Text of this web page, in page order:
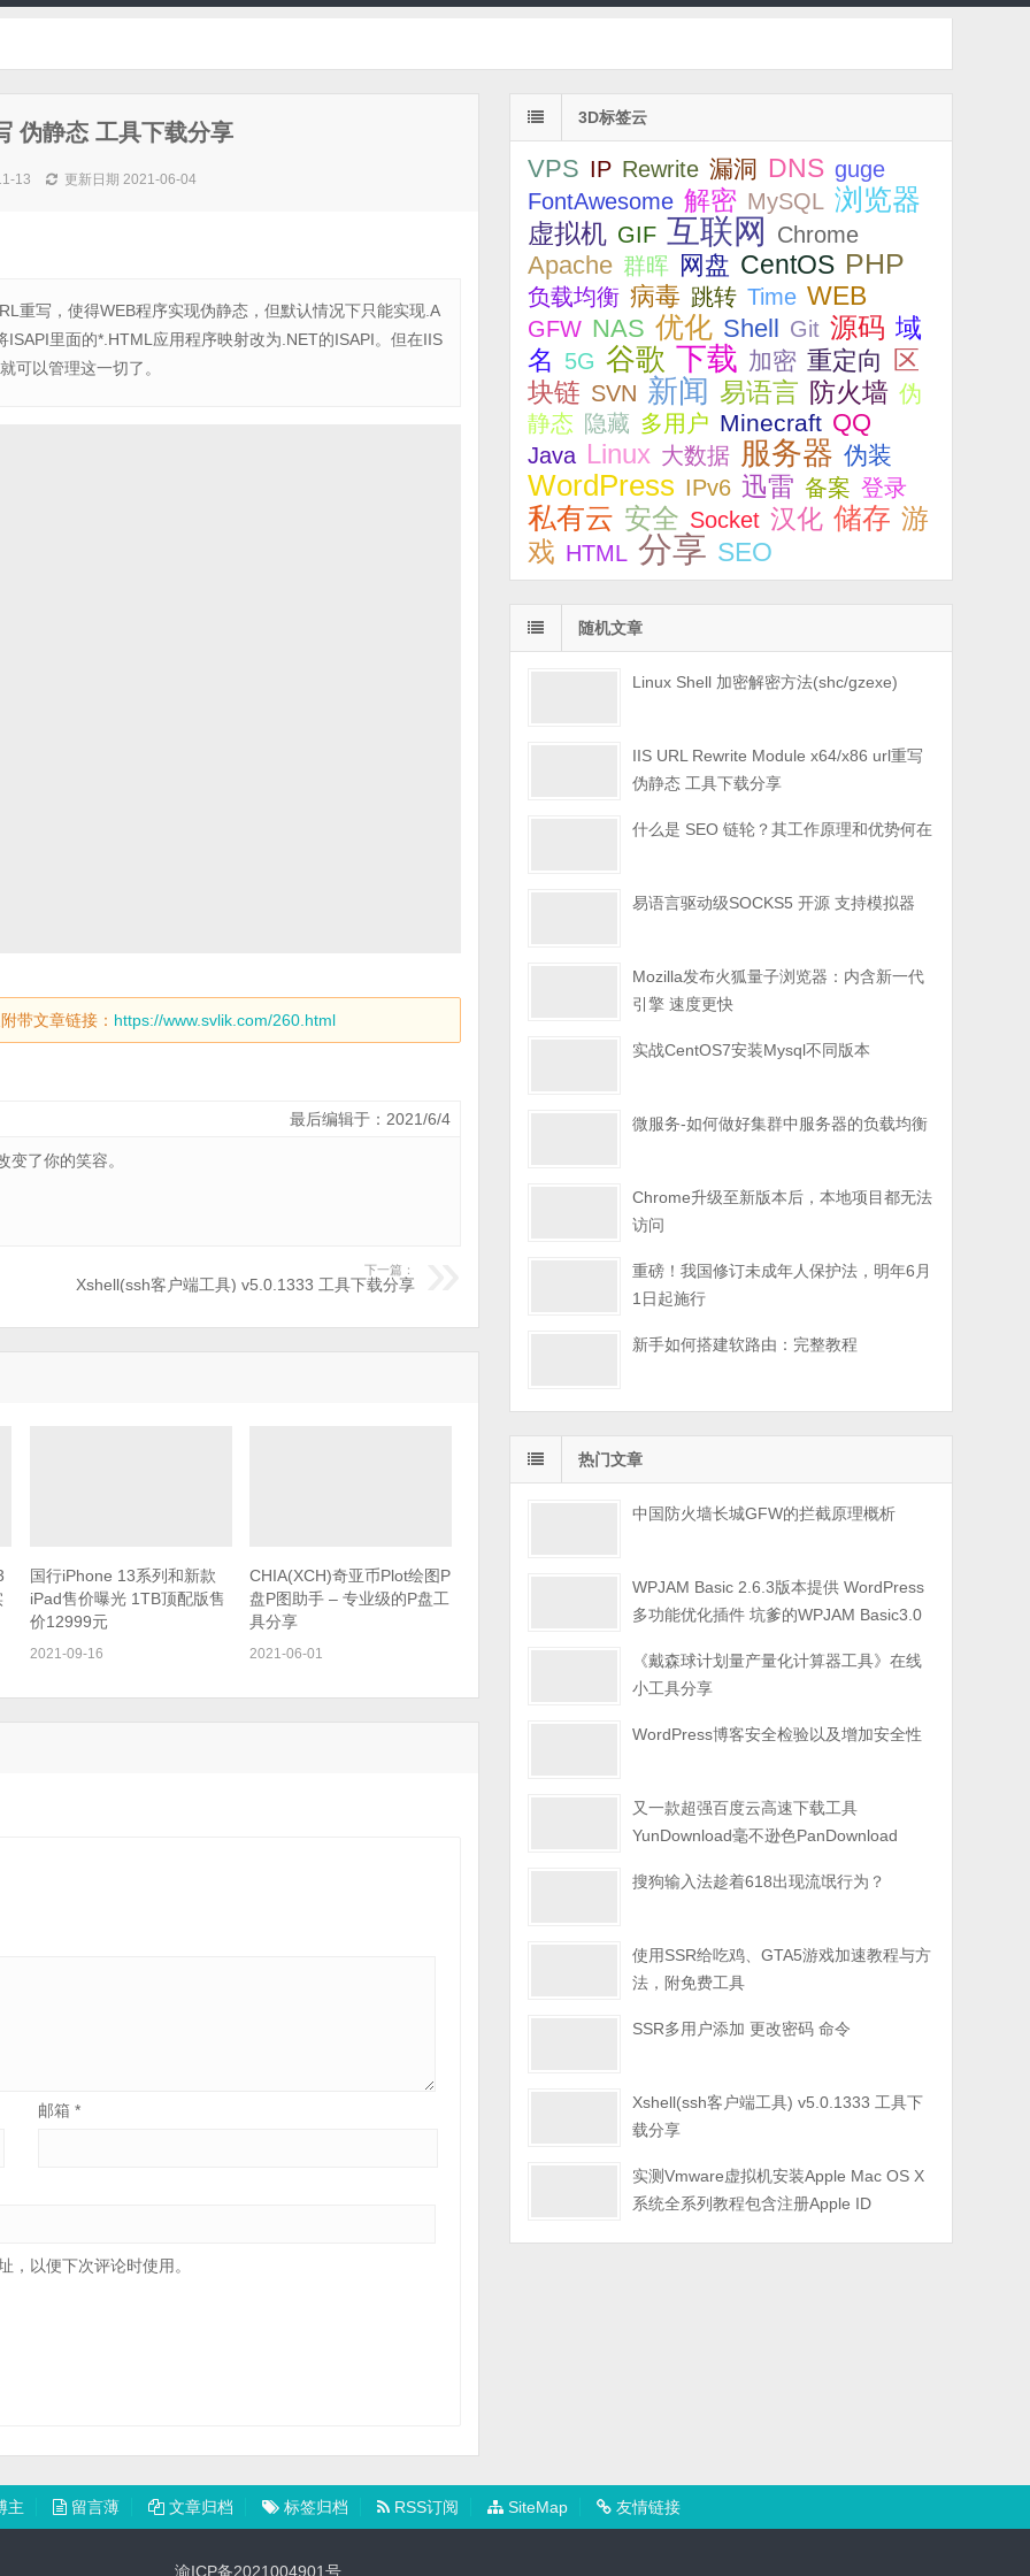
伪静态 工具下载分享
13 更新日期 2021-06-04
重写，使得WEB程序实现伪静态，但默认情况下只能实现.A
里面的*.HTML应用程序映射改为.NET的ISAPI。但在IIS
可以管理这一切了。
带文章链接： https://www.svlik.com/260.html
最后编辑于：2021/6/4
了你的笑容。
下一篇：
Xshell(ssh客户端工具) v5.0.1333 工具下载分享
国行iPhone 13系列和新款
iPad售价曝光 1TB顶配版售
价12999元
2021-09-16
CHIA(XCH)奇亚币Plot绘图P
盘P图助手 – 专业级的P盘工
具分享
2021-06-01
邮箱 *
，以便下次评论时使用。
3D标签云
VPS IP Rewrite 漏洞 DNS guge
FontAwesome 解密 MySQL 浏览器
虚拟机 GIF 互联网 Chrome
Apache 群晖 网盘 CentOS PHP
负载均衡 病毒 跳转 Time WEB
GFW NAS 优化 Shell Git 源码 域
名 5G 谷歌 下载 加密 重定向 区
块链 SVN 新闻 易语言 防火墙 伪
静态 隐藏 多用户 Minecraft QQ
Java Linux 大数据 服务器 伪装
WordPress IPv6 迅雷 备案 登录
私有云 安全 Socket 汉化 储存 游
戏 HTML 分享 SEO
随机文章
Linux Shell 加密解密方法(shc/gzexe)
IIS URL Rewrite Module x64/x86 url重写
伪静态 工具下载分享
什么是 SEO 链轮？其工作原理和优势何在
易语言驱动级SOCKS5 开源 支持模拟器
Mozilla发布火狐量子浏览器：内含新一代
引擎 速度更快
实战CentOS7安装Mysql不同版本
微服务-如何做好集群中服务器的负载均衡
Chrome升级至新版本后，本地项目都无法
访问
重磅！我国修订未成年人保护法，明年6月
1日起施行
新手如何搭建软路由：完整教程
热门文章
中国防火墙长城GFW的拦截原理概析
WPJAM Basic 2.6.3版本提供 WordPress
多功能优化插件 坑爹的WPJAM Basic3.0
《戴森球计划量产量化计算器工具》在线
小工具分享
WordPress博客安全检验以及增加安全性
又一款超强百度云高速下载工具
YunDownload毫不逊色PanDownload
搜狗输入法趁着618出现流氓行为？
使用SSR给吃鸡、GTA5游戏加速教程与方
法，附免费工具
SSR多用户添加 更改密码 命令
Xshell(ssh客户端工具) v5.0.1333 工具下
载分享
实测Vmware虚拟机安装Apple Mac OS X
系统全系列教程包含注册Apple ID
主 留言薄 文章归档 标签归档 RSS订阅 SiteMap 友情链接
渝ICP备2021004901号